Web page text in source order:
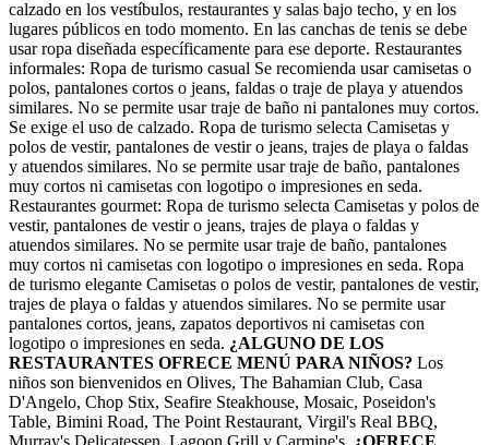
calzado en los vestíbulos, restaurantes y salas bajo techo, y en los
lugares públicos en todo momento. En las canchas de tenis se debe
usar ropa diseñada específicamente para ese deporte. Restaurantes
informales: Ropa de turismo casual Se recomienda usar camisetas o
polos, pantalones cortos o jeans, faldas o traje de playa y atuendos
similares. No se permite usar traje de baño ni pantalones muy cortos.
Se exige el uso de calzado. Ropa de turismo selecta Camisetas y
polos de vestir, pantalones de vestir o jeans, trajes de playa o faldas
y atuendos similares. No se permite usar traje de baño, pantalones
muy cortos ni camisetas con logotipo o impresiones en seda.
Restaurantes gourmet: Ropa de turismo selecta Camisetas y polos de
vestir, pantalones de vestir o jeans, trajes de playa o faldas y
atuendos similares. No se permite usar traje de baño, pantalones
muy cortos ni camisetas con logotipo o impresiones en seda. Ropa
de turismo elegante Camisetas o polos de vestir, pantalones de vestir,
trajes de playa o faldas y atuendos similares. No se permite usar
pantalones cortos, jeans, zapatos deportivos ni camisetas con
logotipo o impresiones en seda. ¿ALGUNO DE LOS
RESTAURANTES OFRECE MENÚ PARA NIÑOS? Los
niños son bienvenidos en Olives, The Bahamian Club, Casa
D'Angelo, Chop Stix, Seafire Steakhouse, Mosaic, Poseidon's
Table, Bimini Road, The Point Restaurant, Virgil's Real BBQ,
Murray's Delicatessen, Lagoon Grill y Carmine's. ¿OFRECE